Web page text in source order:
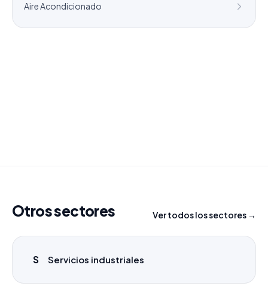
Aire Acondicionado
Otros sectores Ver todos los sectores →
S Servicios industriales